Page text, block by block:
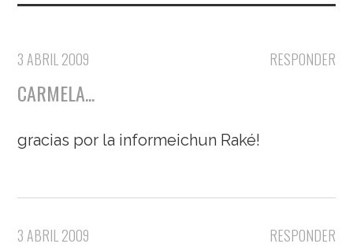
RESPONDER
3 ABRIL 2009
CARMELA...
gracias por la informeichun Raké!
RESPONDER
3 ABRIL 2009